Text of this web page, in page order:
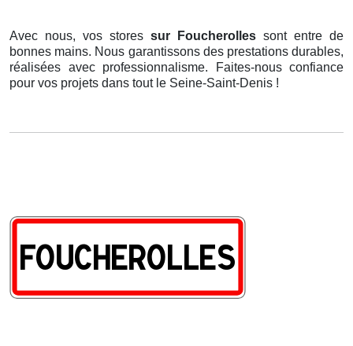
Avec nous, vos stores sur Foucherolles sont entre de
bonnes mains. Nous garantissons des prestations durables,
réalisées avec professionnalisme. Faites-nous confiance
pour vos projets dans tout le Seine-Saint-Denis !